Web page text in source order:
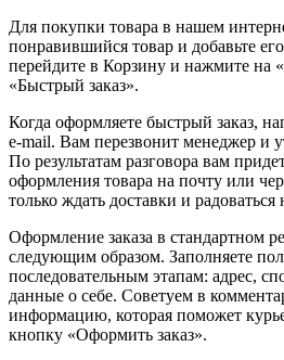
Для покупки товара в нашем
понравившийся товар и добавьте
перейдите в Корзину и нажмите на
«Быстрый заказ».
Когда оформляете быстрый заказ,
e-mail. Вам перезвонит менеджер и
По результатам разговора вам
оформления товара на почту или
только ждать доставки и
Оформление заказа в стандартном
следующим образом. Заполняете
последовательным этапам: адрес,
данные о себе. Советуем в
информацию, которая поможет
кнопку «Оформить заказ».